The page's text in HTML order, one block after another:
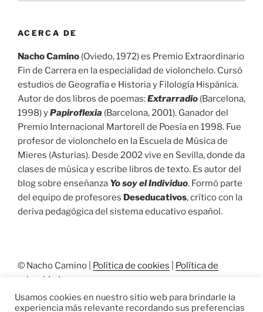
ACERCA DE
Nacho Camino (Oviedo, 1972) es Premio Extraordinario
Fin de Carrera en la especialidad de violonchelo. Cursó
estudios de Geografía e Historia y Filología Hispánica.
Autor de dos libros de poemas:Extrarradio (Barcelona,
1998) yPapiroflexia (Barcelona, 2001). Ganador del
Premio Internacional Martorell de Poesía en 1998. Fue
profesor de violonchelo en la Escuela de Música de
Mieres (Asturias). Desde 2002 vive en Sevilla, donde da
clases de música y escribe libros de texto. Es autor del
blog sobre enseñanza Yo soy el Individuo. Formó parte
del equipo de profesores Deseducativos, crítico con la
deriva pedagógica del sistema educativo español.
© Nacho Camino | Política de cookies
Política de
privacidad
Usamos cookies en nuestro sitio web para brindarle la
experiencia más relevante recordando sus preferencias